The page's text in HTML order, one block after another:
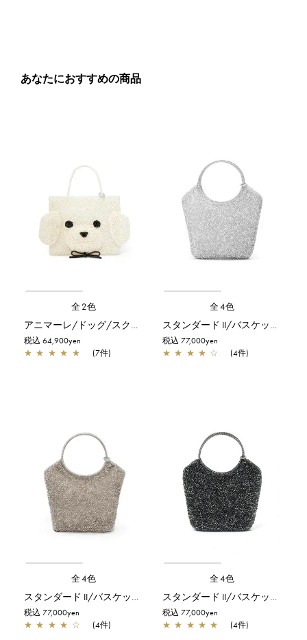
あなたにおすすめの商品
全2色
アニマーレ/ドッグ/スクエア ミディアム/パールホワイト
税込 64,900yen
★ ★ ★ ★ ★ (7件)
全4色
スタンダード II/バスケット/シルバー
税込 77,000yen
★ ★ ★ ★ ☆ (4件)
全4色
スタンダード II/バスケット/カーキシルバー
税込 77,000yen
★ ★ ★ ★ ☆ (4件)
全4色
スタンダード II/バスケット/ネイビーシルバー
税込 77,000yen
★ ★ ★ ★ ★ (4件)